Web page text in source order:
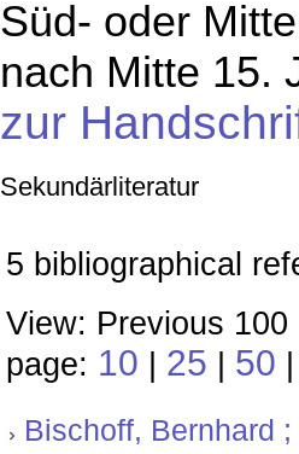
Süd- oder
nach Mitte 15.
zur
Sekundärliteratur
5 bibliographical
View: Previous
page: 10 | 25 | 50
Bischoff, Bernhard